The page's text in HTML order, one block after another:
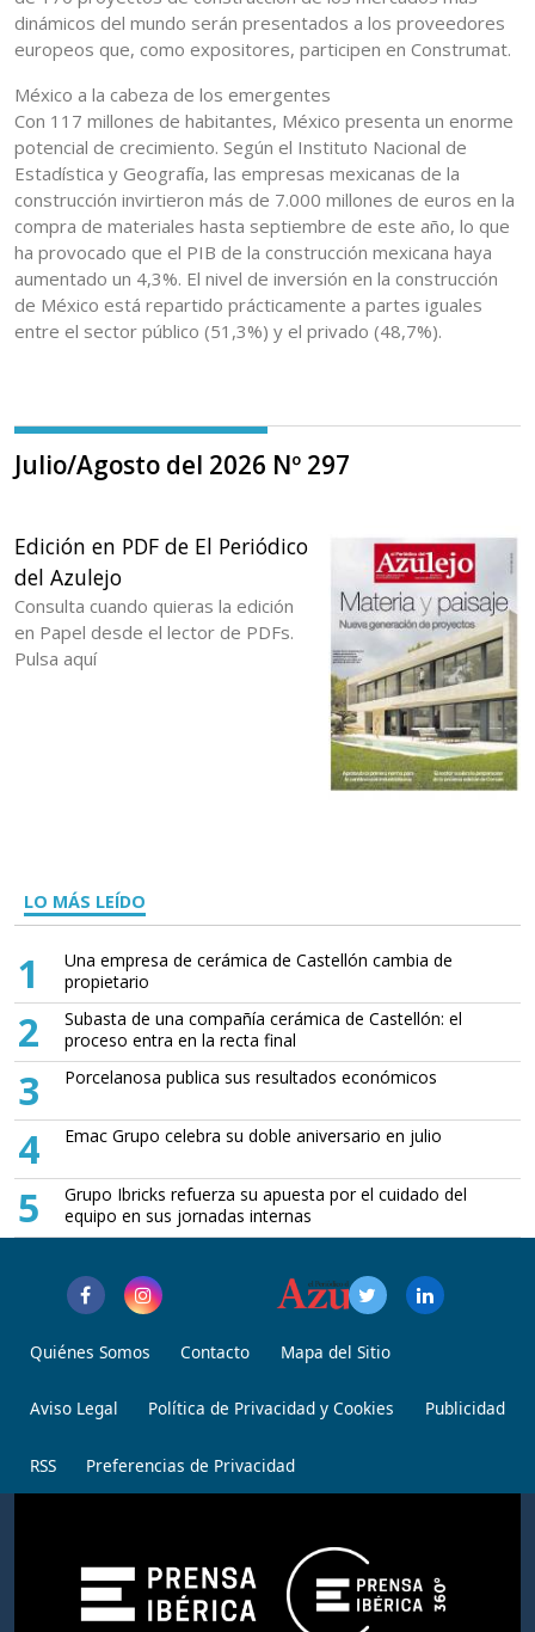
dinámicos del mundo serán presentados a los proveedores
europeos que, como expositores, participen en Construmat.
México a la cabeza de los emergentes
Con 117 millones de habitantes, México presenta un enorme
potencial de crecimiento. Según el Instituto Nacional de
Estadística y Geografía, las empresas mexicanas de la
construcción invirtieron más de 7.000 millones de euros en la
compra de materiales hasta septiembre de este año, lo que
ha provocado que el PIB de la construcción mexicana haya
aumentado un 4,3%. El nivel de inversión en la construcción
de México está repartido prácticamente a partes iguales
entre el sector público (51,3%) y el privado (48,7%).
Julio/Agosto del 2026 Nº 297
Edición en PDF de El Periódico
del Azulejo
Consulta cuando quieras la edición
en Papel desde el lector de PDFs.
Pulsa aquí
LO MÁS LEÍDO
1
Una empresa de cerámica de Castellón cambia de
propietario
2
Subasta de una compañía cerámica de Castellón: el
proceso entra en la recta final
3 Porcelanosa publica sus resultados económicos
4 Emac Grupo celebra su doble aniversario en julio
5
Grupo Ibricks refuerza su apuesta por el cuidado del
equipo en sus jornadas internas
Quiénes Somos Contacto Mapa del Sitio
Aviso Legal Política de Privacidad y Cookies Publicidad
RSS Preferencias de Privacidad